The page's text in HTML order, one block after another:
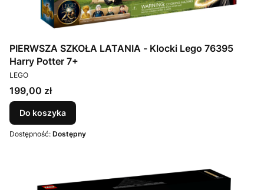
PIERWSZA SZKOŁA LATANIA - Klocki Lego 76395
Harry Potter 7+
PRODUCENT
LEGO
Cena
199,00 zł
Do koszyka
Dostępność: Dostępny